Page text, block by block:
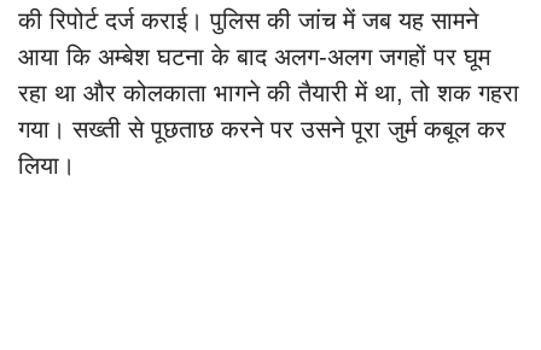
की रिपोर्ट दर्ज कराई। पुलिस की जांच में जब यह सामने
आया कि अम्बेश घटना के बाद अलग-अलग जगहों पर घूम
रहा था और कोलकाता भागने की तैयारी में था, तो शक गहरा
गया। सख्ती से पूछताछ करने पर उसने पूरा जुर्म कबूल कर
लिया।